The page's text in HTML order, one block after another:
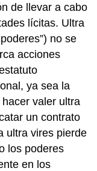
de llevar a cabo
lícitas. Ultra
no se
acciones
ya sea la
valer ultra
un contrato
ultra vires pierde
los poderes
en los